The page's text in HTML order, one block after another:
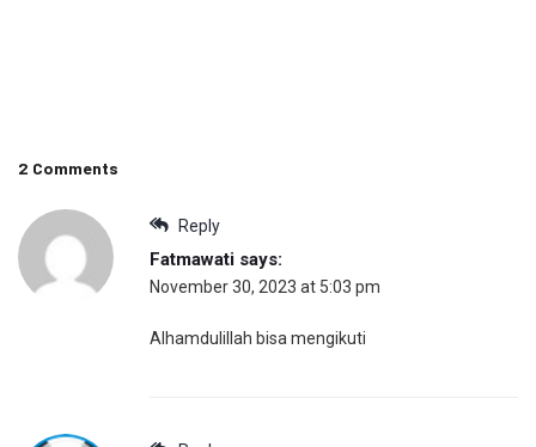
2 Comments
Reply
Fatmawati says:
November 30, 2023 at 5:03 pm
Alhamdulillah bisa mengikuti